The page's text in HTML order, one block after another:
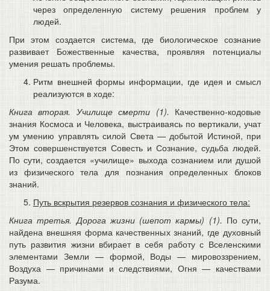
через определенную систему решения проблем у
людей.
При этом создается система, где биологическое сознание
развивает Божественные качества, проявляя потенциалы
умения решать проблемы.
Ритм внешней формы информации, где идея и смысл
реализуются в ходе:
Книга вторая. Училище смерти (1). Качественно-кодовые
знания Космоса и Человека, выстраиваясь по вертикали, учат
ум умению управлять силой Света — добытой Истиной, при
Этом совершенствуется Совесть и Сознание, судьба людей.
По сути, создается «училище» выхода сознанием или душой
из физического тела для познания определенных блоков
знаний.
Путь вскрытия резервов сознания и физического тела:
Книга третья. Дорога жизни (шепот кармы) (1). По сути,
найдена внешняя форма качественных знаний, где духовный
путь развития жизни вбирает в себя работу с Вселенскими
элементами Земли — формой, Воды — мировоззрением,
Воздуха — причинами и следствиями, Огня — качествами
Разума.